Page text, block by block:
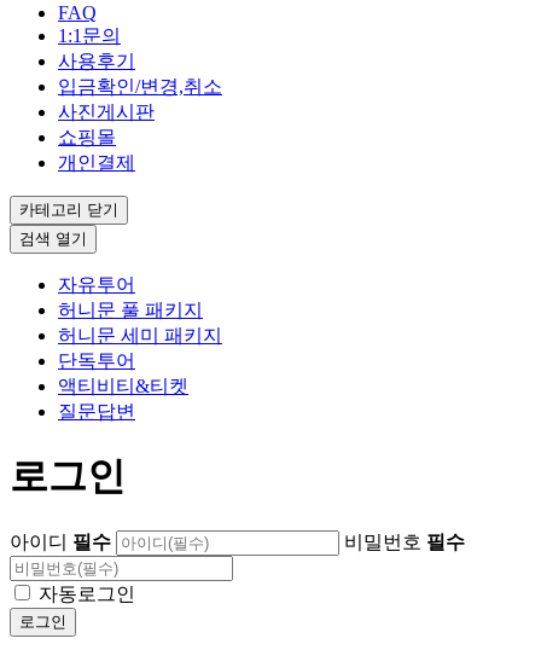
FAQ
1:1문의
사용후기
입금확인/변경,취소
사진게시판
쇼핑몰
개인결제
카테고리 닫기
검색 열기
자유투어
허니문 풀 패키지
허니문 세미 패키지
단독투어
액티비티&티켓
질문답변
로그인
아이디 필수 비밀번호 필수
자동로그인